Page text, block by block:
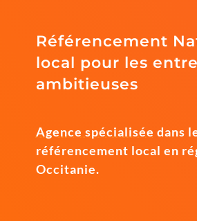
Référencement
local pour les
ambitieuses
Agence spécialisée dans
référencement local en
Occitanie.